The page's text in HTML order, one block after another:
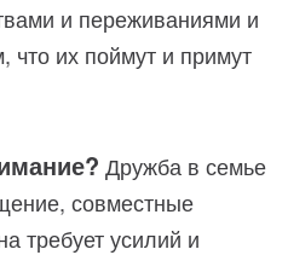
и переживаниями и
что их поймут и примут
Дружба в семье
совместные
требует усилий и